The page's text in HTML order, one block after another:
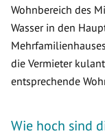
Wohnbereich des
Wasser in den
die Vermieter
entsprechende
Wie hoch sind